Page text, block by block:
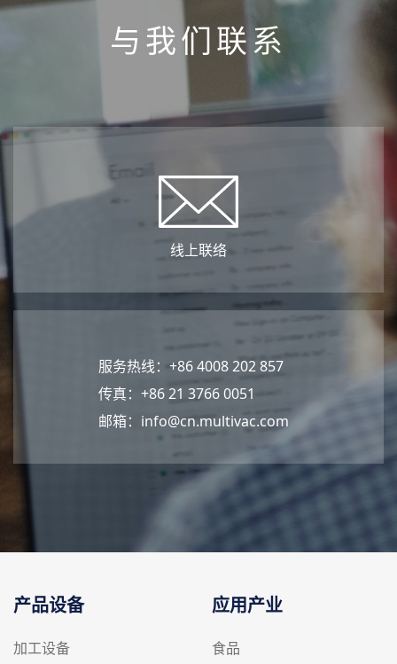
与我们联系
线上联络
服务热线：+86 4008 202 857
传真：+86 21 3766 0051
邮箱： info@cn.multivac.com
产品设备
加工设备
应用产业
食品